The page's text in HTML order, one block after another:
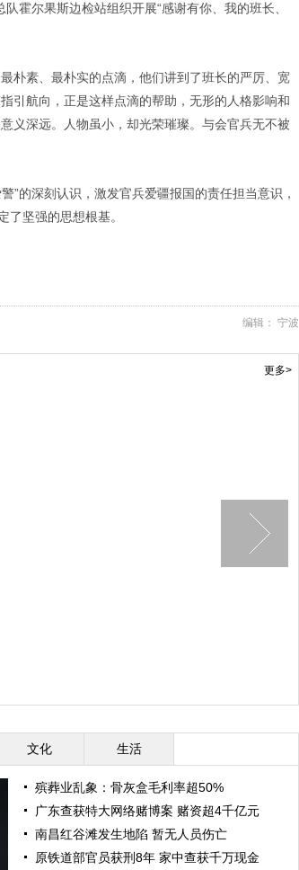
霍尔果斯边检站组织开展“感谢有你、我的班长、
朴素、最朴实的点滴，他们讲到了班长的严厉、宽
引航向，正是这样点滴的帮助，无形的人格影响和
义深远。人物虽小，却光荣璀璨。与会官兵无不被
”的深刻认识，激发官兵爱疆报国的责任担当意识，
了坚强的思想根基。‍
编辑： 宁波
更多>
文化 生活
殡葬业乱象：骨灰盒毛利率超50%
广东查获特大网络赌博案 赌资超4千亿元
南昌红谷滩发生地陷 暂无人员伤亡
原铁道部官员获刑8年 家中查获千万现金